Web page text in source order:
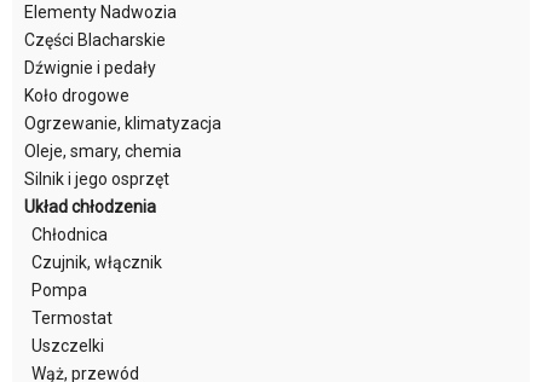
Elementy Nadwozia
Części Blacharskie
Dźwignie i pedały
Koło drogowe
Ogrzewanie, klimatyzacja
Oleje, smary, chemia
Silnik i jego osprzęt
Układ chłodzenia
Chłodnica
Czujnik, włącznik
Pompa
Termostat
Uszczelki
Wąż, przewód